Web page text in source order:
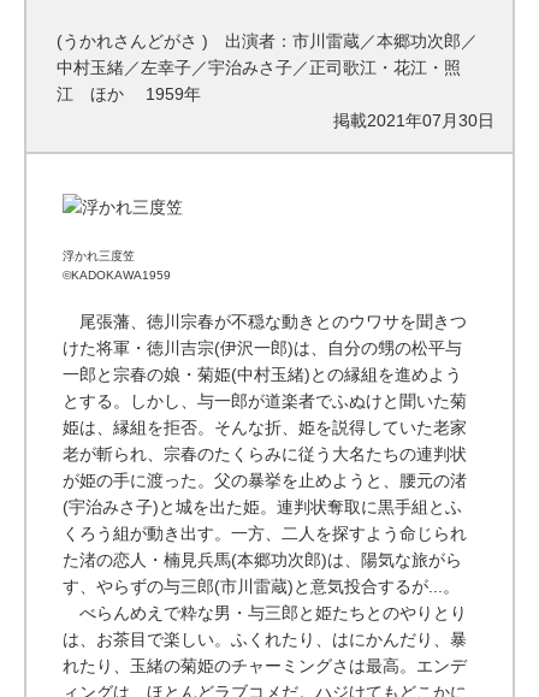
(うかれさんどがさ ) 出演者：市川雷蔵／本郷功次郎／
中村玉緒／左幸子／宇治みさ子／正司歌江・花江・照
江 ほか 1959年
掲載2021年07月30日
浮かれ三度笠
©KADOKAWA1959
尾張藩、徳川宗春が不穏な動きとのウワサを聞きつ
けた将軍・徳川吉宗(伊沢一郎)は、自分の甥の松平与
一郎と宗春の娘・菊姫(中村玉緒)との縁組を進めよう
とする。しかし、与一郎が道楽者でふぬけと聞いた菊
姫は、縁組を拒否。そんな折、姫を説得していた老家
老が斬られ、宗春のたくらみに従う大名たちの連判状
が姫の手に渡った。父の暴挙を止めようと、腰元の渚
(宇治みさ子)と城を出た姫。連判状奪取に黒手組とふ
くろう組が動き出す。一方、二人を探すよう命じられ
た渚の恋人・楠見兵馬(本郷功次郎)は、陽気な旅がら
す、やらずの与三郎(市川雷蔵)と意気投合するが...。
べらんめえで粋な男・与三郎と姫たちとのやりとり
は、お茶目で楽しい。ふくれたり、はにかんだり、暴
れたり、玉緒の菊姫のチャーミングさは最高。エンデ
ィングは、ほとんどラブコメだ。ハジけてもどこかに